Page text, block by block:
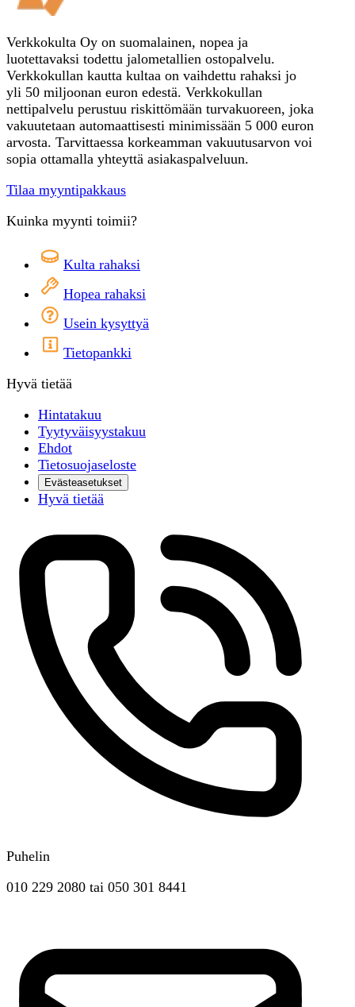
Verkkokulta Oy on suomalainen, nopea ja
luotettavaksi todettu jalometallien ostopalvelu.
Verkkokullan kautta kultaa on vaihdettu rahaksi jo
yli 50 miljoonan euron edestä. Verkkokullan
nettipalvelu perustuu riskittömään turvakuoreen, joka
vakuutetaan automaattisesti minimissään 5 000 euron
arvosta. Tarvittaessa korkeamman vakuutusarvon voi
sopia ottamalla yhteyttä asiakaspalveluun.
Tilaa myyntipakkaus
Kuinka myynti toimii?
Kulta rahaksi
Hopea rahaksi
Usein kysyttyä
Tietopankki
Hyvä tietää
Hintatakuu
Tyytyväisyystakuu
Ehdot
Tietosuojaseloste
Evästeasetukset
Hyvä tietää
Puhelin
010 229 2080 tai 050 301 8441